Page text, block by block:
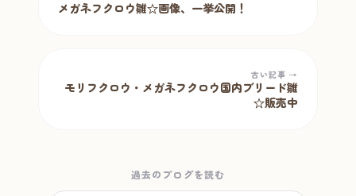
メガネフクロウ雛☆画像、一挙公開！
古い記事 →
モリフクロウ・メガネフクロウ国内ブリード雛
☆販売中
過去のブログを読む